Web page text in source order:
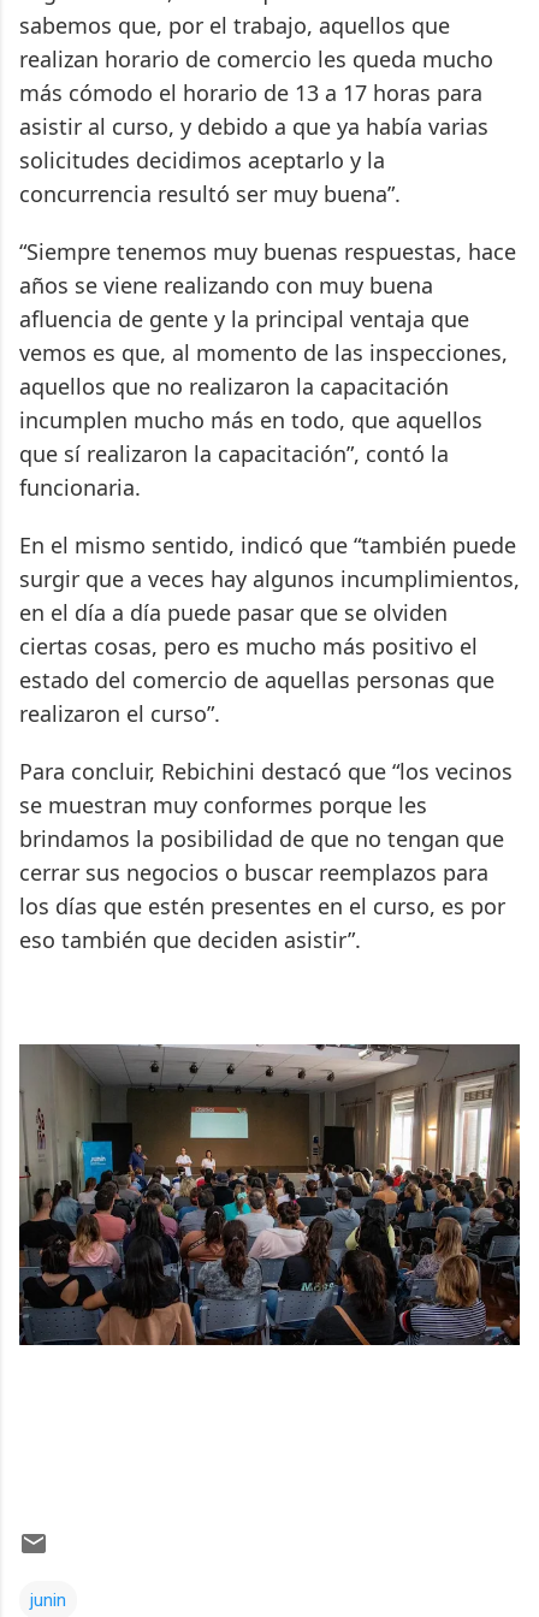
sabemos que, por el trabajo, aquellos que
realizan horario de comercio les queda mucho
más cómodo el horario de 13 a 17 horas para
asistir al curso, y debido a que ya había varias
solicitudes decidimos aceptarlo y la
concurrencia resultó ser muy buena”.
“Siempre tenemos muy buenas respuestas, hace
años se viene realizando con muy buena
afluencia de gente y la principal ventaja que
vemos es que, al momento de las inspecciones,
aquellos que no realizaron la capacitación
incumplen mucho más en todo, que aquellos
que sí realizaron la capacitación”, contó la
funcionaria.
En el mismo sentido, indicó que “también puede
surgir que a veces hay algunos incumplimientos,
en el día a día puede pasar que se olviden
ciertas cosas, pero es mucho más positivo el
estado del comercio de aquellas personas que
realizaron el curso”.
Para concluir, Rebichini destacó que “los vecinos
se muestran muy conformes porque les
brindamos la posibilidad de que no tengan que
cerrar sus negocios o buscar reemplazos para
los días que estén presentes en el curso, es por
eso también que deciden asistir”.
junin